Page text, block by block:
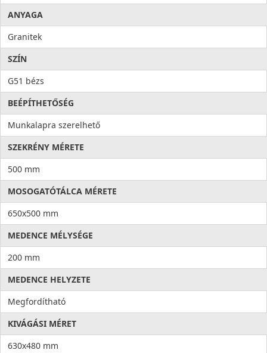
ANYAGA
Granitek
SZÍN
G51 bézs
BEÉPÍTHETŐSÉG
Munkalapra szerelhető
SZEKRÉNY MÉRETE
500 mm
MOSOGATÓTÁLCA MÉRETE
650x500 mm
MEDENCE MÉLYSÉGE
200 mm
MEDENCE HELYZETE
Megfordítható
KIVÁGÁSI MÉRET
630x480 mm